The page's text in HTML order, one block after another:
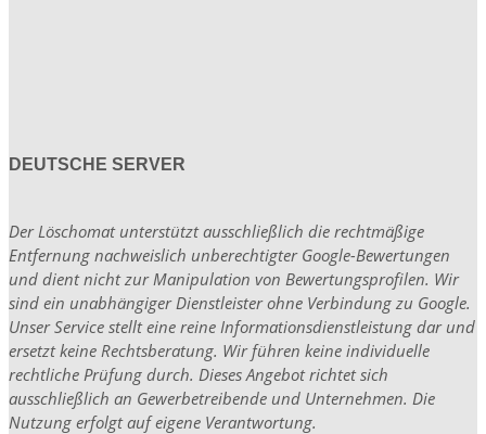
DEUTSCHE SERVER
Der Löschomat unterstützt ausschließlich die rechtmäßige
Entfernung nachweislich unberechtigter Google-Bewertungen
und dient nicht zur Manipulation von Bewertungsprofilen. Wir
sind ein unabhängiger Dienstleister ohne Verbindung zu Google.
Unser Service stellt eine reine Informationsdienstleistung dar und
ersetzt keine Rechtsberatung. Wir führen keine individuelle
rechtliche Prüfung durch. Dieses Angebot richtet sich
ausschließlich an Gewerbetreibende und Unternehmen. Die
Nutzung erfolgt auf eigene Verantwortung.